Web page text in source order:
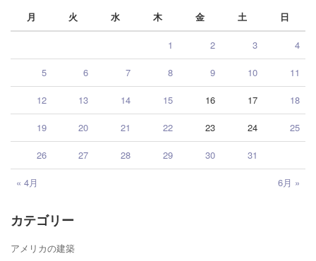
月
火 水 木 金 土 日
« 4月 6月 »
1 2 3 4
5 6 7 8 9 10 11
12 13 14 15 16 17 18
19 20 21 22 23 24 25
26 27 28 29 30 31
カテゴリー
アメリカの建築